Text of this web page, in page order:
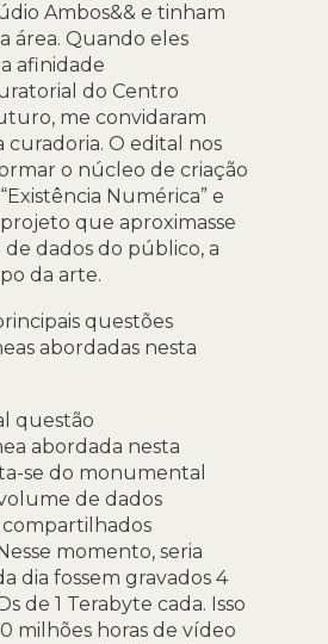
Ambos&& e tinham
área. Quando eles
afinidade
do Centro
me convidaram
curadoria. O edital nos
o núcleo de criação
Numérica” e
que aproximasse
de dados do público, a
da arte.
questões
abordadas nesta
questão
abordada nesta
se do monumental
de dados
momento, seria
dia fossem gravados 4
de 1 Terabyte cada. Isso
milhões horas de vídeo